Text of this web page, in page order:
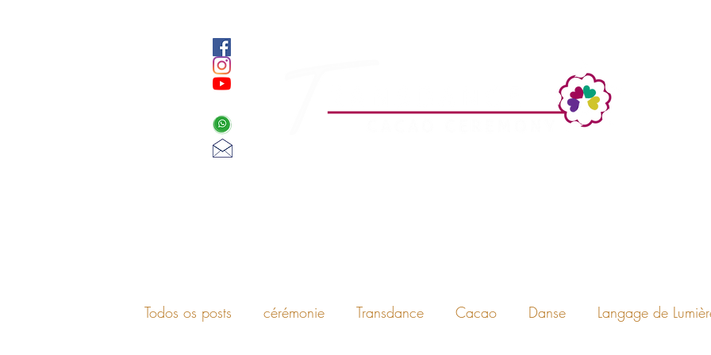
Todos os posts cérémonie Transdance Cacao Danse Langage de